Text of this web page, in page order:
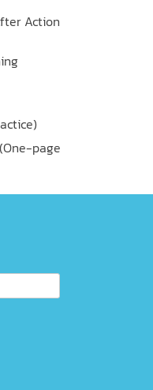
Action
page